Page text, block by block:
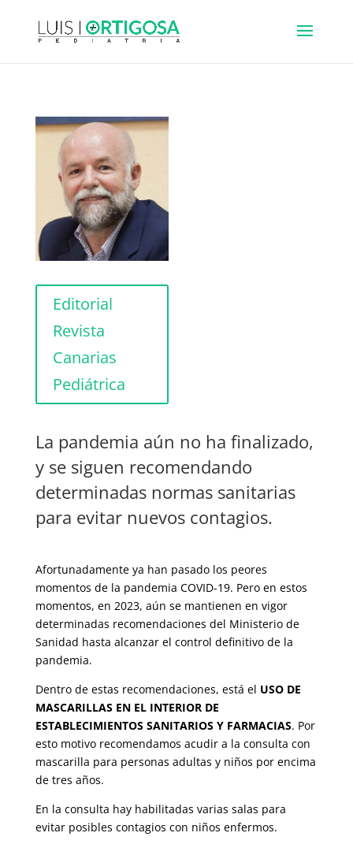
Editorial
Revista
Canarias
Pediátrica
La pandemia aún no ha finalizado,
y se siguen recomendando
determinadas normas sanitarias
para evitar nuevos contagios.
Afortunadamente ya han pasado los peores
momentos de la pandemia COVID-19. Pero en estos
momentos, en 2023, aún se mantienen en vigor
determinadas recomendaciones del Ministerio de
Sanidad hasta alcanzar el control definitivo de la
pandemia.
Dentro de estas recomendaciones, está el USO DE
MASCARILLAS EN EL INTERIOR DE
ESTABLECIMIENTOS SANITARIOS Y FARMACIAS. Por
esto motivo recomendamos acudir a la consulta con
mascarilla para personas adultas y niños por encima
de tres años.
En la consulta hay habilitadas varias salas para
evitar posibles contagios con niños enfermos.